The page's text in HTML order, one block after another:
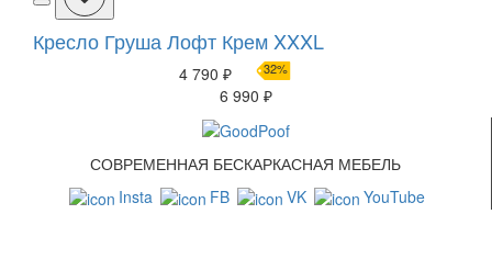
Кресло Груша Лофт Крем XXXL
4 790 ₽ 32%
6 990 ₽
СОВРЕМЕННАЯ БЕСКАРКАСНАЯ МЕБЕЛЬ
Insta
FB VK YouTube